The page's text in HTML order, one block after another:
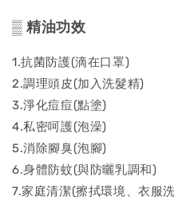
▒ 精油功效
1.抗菌防護(滴在口罩)
2.調理頭皮(加入洗髮精)
3.淨化痘痘(點塗)
4.私密呵護(泡澡)
5.消除腳臭(泡腳)
6.身體防蚊(與防曬乳調和)
7.家庭清潔(擦拭環境、衣服